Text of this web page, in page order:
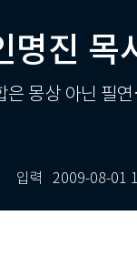
명진 목
은 몽상 아닌 필
입력 2009-08-01